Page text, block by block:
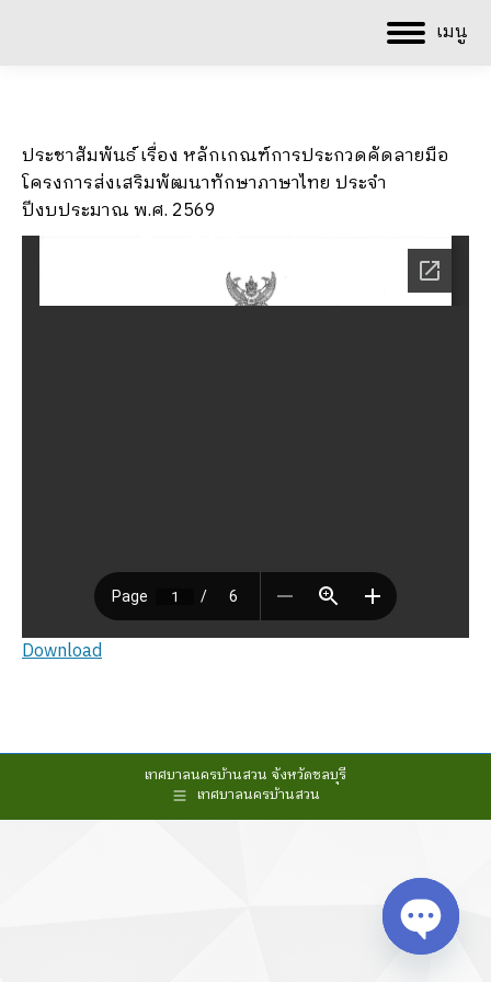
เมนู
ประชาสัมพันธ์ เรื่อง หลักเกณฑ์การประกวดคัดลายมือ
โครงการส่งเสริมพัฒนาทักษาภาษาไทย ประจำ
ปีงบประมาณ พ.ศ. 2569
Download
เทศบาลนครบ้านสวน จังหวัดชลบุรี
เทศบาลนครบ้านสวน